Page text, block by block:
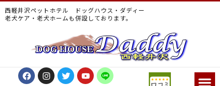
西軽井沢ペットホテル ドッグハウス・ダディー
老犬ケア・老犬ホームも併設しております。